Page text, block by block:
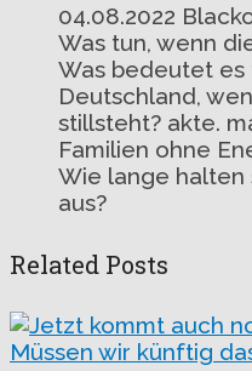
04.08.2022
Was tun, wenn
Was bedeutet es
Deutschland,
stillsteht? akte.
Familien ohne
Wie lange halten
aus?
Related Posts